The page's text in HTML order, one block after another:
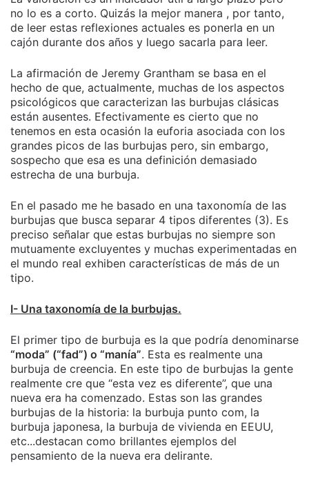
no lo es a corto. Quizás la mejor manera , por tanto,
de leer estas reflexiones actuales es ponerla en un
cajón durante dos años y luego sacarla para leer.
La afirmación de Jeremy Grantham se basa en el
hecho de que, actualmente, muchas de los aspectos
psicológicos que caracterizan las burbujas clásicas
están ausentes. Efectivamente es cierto que no
tenemos en esta ocasión la euforia asociada con los
grandes picos de las burbujas pero, sin embargo,
sospecho que esa es una definición demasiado
estrecha de una burbuja.
En el pasado me he basado en una taxonomía de las
burbujas que busca separar 4 tipos diferentes (3). Es
preciso señalar que estas burbujas no siempre son
mutuamente excluyentes y muchas experimentadas en
el mundo real exhiben características de más de un
tipo.
I- Una taxonomía de la burbujas.
El primer tipo de burbuja es la que podría denominarse
“moda” (“fad”) o “manía”. Esta es realmente una
burbuja de creencia. En este tipo de burbujas la gente
realmente cre que “esta vez es diferente”, que una
nueva era ha comenzado. Estas son las grandes
burbujas de la historia: la burbuja punto com, la
burbuja japonesa, la burbuja de vivienda en EEUU,
etc...destacan como brillantes ejemplos del
pensamiento de la nueva era delirante.